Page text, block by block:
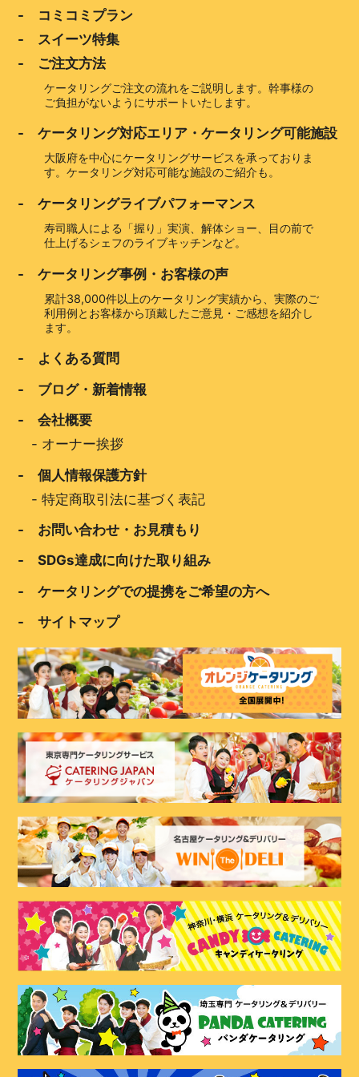
- コミコミプラン
- スイーツ特集
- ご注文方法
ケータリングご注文の流れをご説明します。幹事様の
ご負担がないようにサポートいたします。
- ケータリング対応エリア・ケータリング可能施設
大阪府を中心にケータリングサービスを承っておりま
す。ケータリング対応可能な施設のご紹介も。
- ケータリングライブパフォーマンス
寿司職人による「握り」実演、解体ショー、目の前で
仕上げるシェフのライブキッチンなど。
- ケータリング事例・お客様の声
累計38,000件以上のケータリング実績から、実際のご
利用例とお客様から頂戴したご意見・ご感想を紹介し
ます。
- よくある質問
- ブログ・新着情報
- 会社概要
- オーナー挨拶
- 個人情報保護方針
-特定商取引法に基づく表記
- お問い合わせ・お見積もり
- SDGs達成に向けた取り組み
- ケータリングでの提携をご希望の方へ
- サイトマップ